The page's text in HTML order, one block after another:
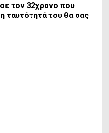
τον 32χρονο που
ταυτότητά του θα σας